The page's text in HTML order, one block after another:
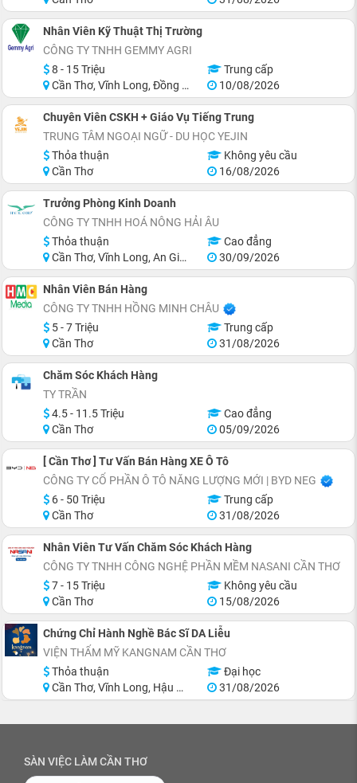
Nhân Viên Kỹ Thuật Thị Trường
CÔNG TY TNHH GEMMY AGRI
8 - 15 Triệu
Trung cấp
Cần Thơ, Vĩnh Long, Đồng Tháp, Tiền Giang, Hậu Giang
10/08/2026
Chuyên Viên CSKH + Giáo Vụ Tiếng Trung
TRUNG TÂM NGOẠI NGỮ - DU HỌC YEJIN
Thỏa thuận
Không yêu cầu
Cần Thơ
16/08/2026
Trưởng Phòng Kinh Doanh
CÔNG TY TNHH HOÁ NÔNG HẢI ÂU
Thỏa thuận
Cao đẳng
Cần Thơ, Vĩnh Long, An Giang, Kiên Giang, Đồng Tháp, Tiền Giang
30/09/2026
Nhân Viên Bán Hàng
CÔNG TY TNHH HỒNG MINH CHÂU
5 - 7 Triệu
Trung cấp
Cần Thơ
31/08/2026
Chăm Sóc Khách Hàng
TY TRẦN
4.5 - 11.5 Triệu
Cao đẳng
Cần Thơ
05/09/2026
[ Cần Thơ ] Tư Vấn Bán Hàng XE Ô Tô
CÔNG TY CỔ PHẦN Ô TÔ NĂNG LƯỢNG MỚI | BYD NEG
6 - 50 Triệu
Trung cấp
Cần Thơ
31/08/2026
Nhân Viên Tư Vấn Chăm Sóc Khách Hàng
CÔNG TY TNHH CÔNG NGHỆ PHẦN MỀM NASANI CẦN THƠ
7 - 15 Triệu
Không yêu cầu
Cần Thơ
15/08/2026
Chứng Chỉ Hành Nghề Bác Sĩ DA Liễu
VIỆN THẨM MỸ KANGNAM CẦN THƠ
Thỏa thuận
Đại học
Cần Thơ, Vĩnh Long, Hậu Giang, Sóc Trăng
31/08/2026
SÀN VIỆC LÀM CẦN THƠ